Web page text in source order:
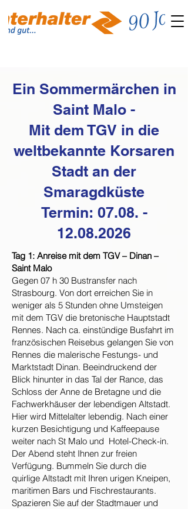
Ein Sommermärchen in
Saint Malo -
Mit dem TGV in die
weltbekannte Korsaren
Stadt an der
Smaragdküste
Termin: 07.08. -
12.08.2026
Tag 1: Anreise mit dem TGV – Dinan –
Saint Malo
Gegen 07 h 30 Bustransfer nach
Strasbourg. Von dort erreichen Sie in
weniger als 5 Stunden ohne Umsteigen
mit dem TGV die bretonische Hauptstadt
Rennes. Nach ca. einstündige Busfahrt im
französischen Reisebus gelangen Sie von
Rennes die malerische Festungs- und
Marktstadt Dinan. Beeindruckend der
Blick hinunter in das Tal der Rance, das
Schloss der Anne de Bretagne und die
Fachwerkhäuser der lebendigen Altstadt.
Hier wird Mittelalter lebendig. Nach einer
kurzen Besichtigung und Kaffeepause
weiter nach St Malo und Hotel-Check-in.
Der Abend steht Ihnen zur freien
Verfügung. Bummeln Sie durch die
quirlige Altstadt mit Ihren urigen Kneipen,
maritimen Bars und Fischrestaurants.
Spazieren Sie auf der Stadtmauer und